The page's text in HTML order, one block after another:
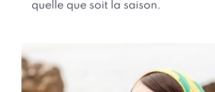
quelle que soit la saison.